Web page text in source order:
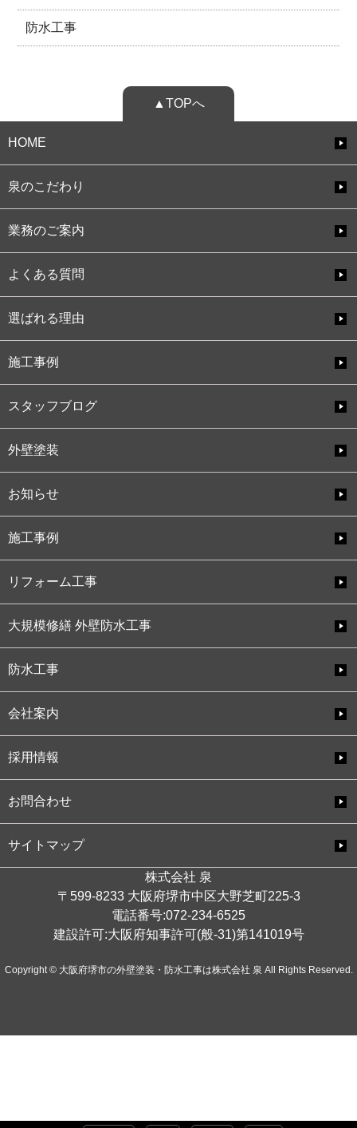
防水工事
▲TOPへ
HOME
泉のこだわり
業務のご案内
よくある質問
選ばれる理由
施工事例
スタッフブログ
外壁塗装
お知らせ
施工事例
リフォーム工事
大規模修繕 外壁防水工事
防水工事
会社案内
採用情報
お問合わせ
サイトマップ
株式会社 泉
〒599-8233 大阪府堺市中区大野芝町225-3
電話番号:072-234-6525
建設許可:大阪府知事許可(般-31)第141019号
Copyright © 大阪府堺市の外壁塗装・防水工事は株式会社 泉 All Rights Reserved.